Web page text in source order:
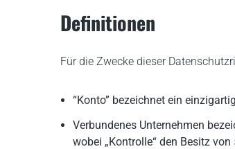
Definitionen
Für die Zwecke dieser
“Konto” bezeichnet ein
Verbundenes Unternehmen
wobei „Kontrolle“ den Besitz